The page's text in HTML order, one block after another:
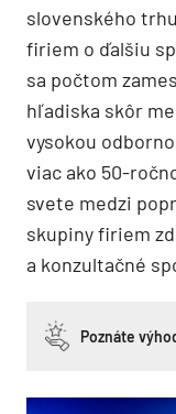
slovenského
firiem o ďalšiu
sa počtom
hľadiska skôr
vysokou
viac ako 50-
svete medzi
skupiny firiem
a konzultačné
Poznáte